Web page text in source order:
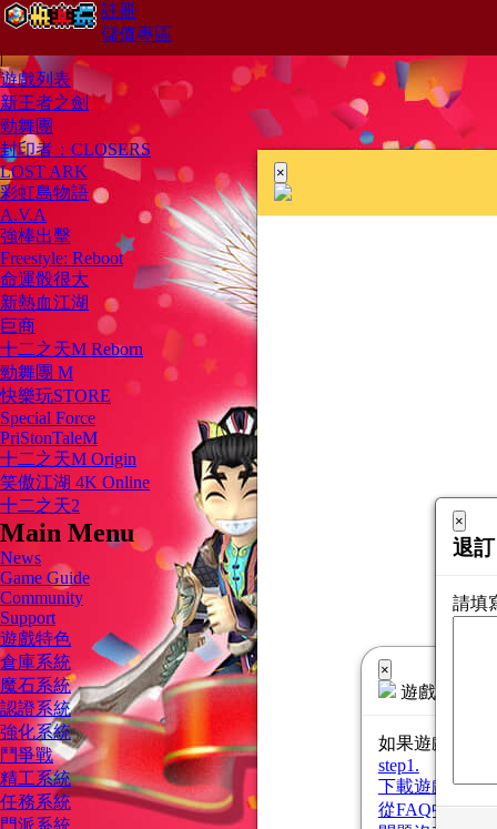
註冊
儲值專區
|
遊戲列表
新王者之劍
勁舞團
封印者：CLOSERS
LOST ARK
彩虹島物語
A.V.A
強棒出擊
Freestyle: Reboot
命運骰很大
新熱血江湖
巨商
十二之天M Reborn
勁舞團 M
快樂玩STORE
Special Force
PriStonTaleM
十二之天M Origin
笑傲江湖 4K Online
十二之天2
Main Menu
News
Game Guide
Community
Support
遊戲特色
倉庫系統
魔石系統
認證系統
強化系統
鬥爭戰
精工系統
任務系統
門派系統
×
ud
帳號
×
帳
找回
信箱
×
×
遊戲啟動中
如果遊戲沒有
step1.
下載遊戲
step2.
從FAQ中找可
×
需
×
退訂
請填